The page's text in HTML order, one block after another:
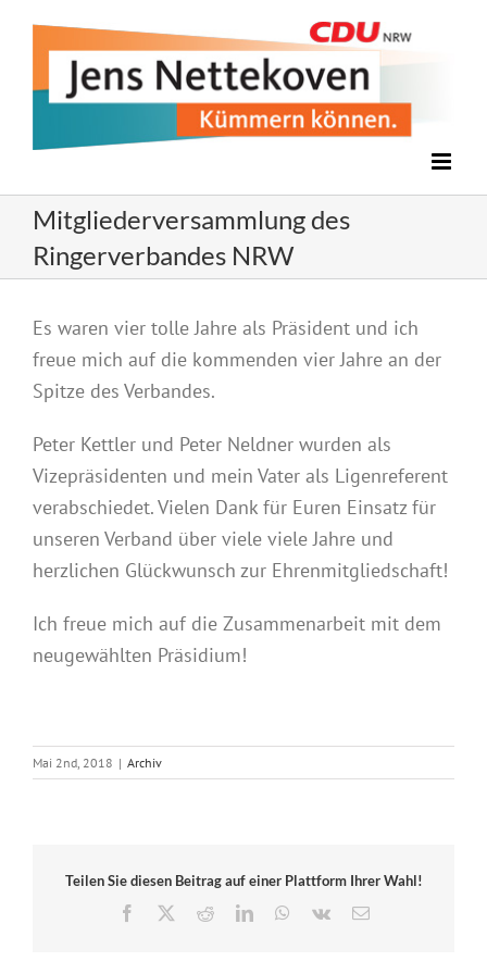
Mitgliederversammlung des
Ringerverbandes NRW
grösseres
Bild
Es waren vier tolle Jahre als Präsident und ich
freue mich auf die kommenden vier Jahre an der
Spitze des Verbandes.
Peter Kettler und Peter Neldner wurden als
Vizepräsidenten und mein Vater als Ligenreferent
verabschiedet. Vielen Dank für Euren Einsatz für
unseren Verband über viele viele Jahre und
herzlichen Glückwunsch zur Ehrenmitgliedschaft!
Ich freue mich auf die Zusammenarbeit mit dem
neugewählten Präsidium!
Mai 2nd, 2018 | Archiv
Teilen Sie diesen Beitrag auf einer Plattform Ihrer Wahl!
Facebook
RedditLinkedInWhatsApp
Vk
E-